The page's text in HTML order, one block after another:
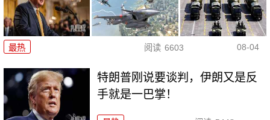
最热 阅读 6603 08-04
特朗普刚说要谈判，伊朗又是反
手就是一巴掌！